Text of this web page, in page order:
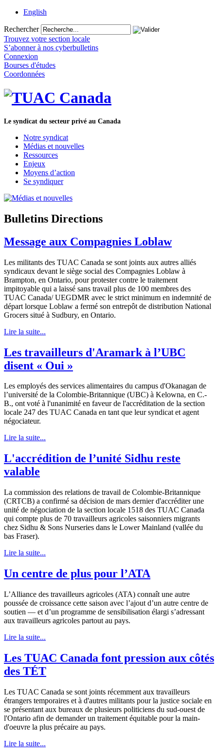
English
Rechercher
Trouvez votre section locale
S’abonner à nos cyberbulletins
Connexion
Bourses d'études
Coordonnées
Le syndicat du secteur privé au Canada
Notre syndicat
Médias et nouvelles
Ressources
Enjeux
Moyens d’action
Se syndiquer
Bulletins Directions
Message aux Compagnies Loblaw
Les militants des TUAC Canada se sont joints aux autres alliés
syndicaux devant le siège social des Compagnies Loblaw à
Brampton, en Ontario, pour protester contre le traitement
impitoyable qui a laissé sans travail plus de 100 membres des
TUAC Canada/ UEGDMR avec le strict minimum en indemnité de
départ lorsque Loblaw a fermé son entrepôt de distribution National
Grocers situé à Sudbury, en Ontario.
Lire la suite...
Les travailleurs d'Aramark à l’UBC
disent « Oui »
Les employés des services alimentaires du campus d'Okanagan de
l’université de la Colombie-Britannique (UBC) à Kelowna, en C.-
B., ont voté à l'unanimité en faveur de l'accréditation de la section
locale 247 des TUAC Canada en tant que leur syndicat et agent
négociateur.
Lire la suite...
L'accrédition de l’unité Sidhu reste
valable
La commission des relations de travail de Colombie-Britannique
(CRTCB) a confirmé sa décision de mars dernier d'accréditer une
unité de négociation de la section locale 1518 des TUAC Canada
qui compte plus de 70 travailleurs agricoles saisonniers migrants
chez Sidhu & Sons Nurseries dans le Lower Mainland (vallée du
bas Fraser).
Lire la suite...
Un centre de plus pour l’ATA
L’Alliance des travailleurs agricoles (ATA) connaît une autre
poussée de croissance cette saison avec l’ajout d’un autre centre de
soutien — et d’un programme de sensibilisation élargi s’adressant
aux travailleurs agricoles partout au pays.
Lire la suite...
Les TUAC Canada font pression aux côtés
des TÉT
Les TUAC Canada se sont joints récemment aux travailleurs
étrangers temporaires et à d'autres militants pour la justice sociale en
se présentant aux bureaux de plusieurs politiciens du sud-ouest de
l'Ontario afin de demander un traitement équitable pour la main-
d'oeuvre la plus précaire au pays.
Lire la suite...